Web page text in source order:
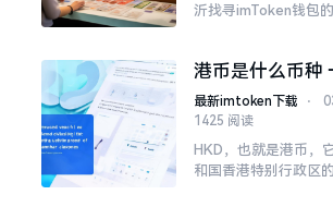
沂找寻imToken钱包
营业厅
港币是什么币种
与人民币的区别
最新imtoken下载 ⋅
1425 阅读
HKD，也就是港币，
和国香港特别行政区